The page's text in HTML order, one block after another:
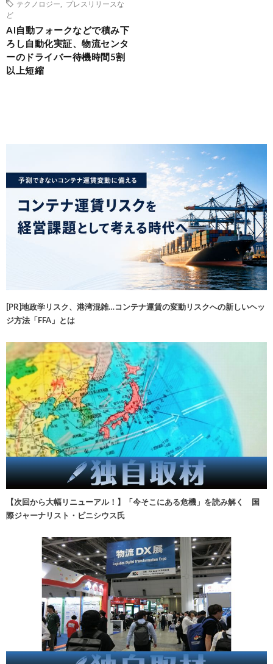
テクノロジー
プレスリリースな
ど
AI自動フォークなどで積み下
ろし自動化実証、物流センタ
ーのドライバー待機時間5割
以上短縮
[PR]地政学リスク、港湾混雑…コンテナ運賃の変動リスクへの新しいヘッ
ジ方法「FFA」とは
【次回から大幅リニューアル！】「今そこにある危機」を読み解く 国
際ジャーナリスト・ビニシウス氏